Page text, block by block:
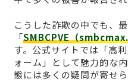
こうした詐欺の中でも、
「SMBCPVE（
す。公式サイトでは「高
ォーム」として魅力的な
態には多くの疑問が寄せら